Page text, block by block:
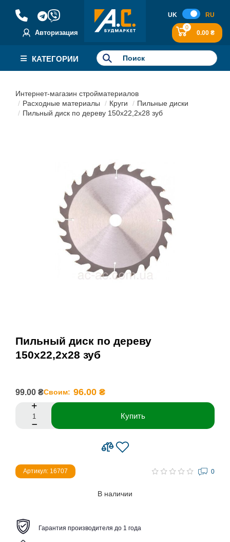
Авторизация
UK RU
0
0.00 ₴
КАТЕГОРИИ
Интернет-магазин стройматериалов
Расходные материалы
Круги
Пильные диски
Пильный диск по дереву 150х22,2х28 зуб
Пильный диск по дереву
150х22,2х28 зуб
99.00 ₴Своим: 96.00 ₴
Купить
Артикул: 16707 0
В наличии
Гарантия производителя до 1 года